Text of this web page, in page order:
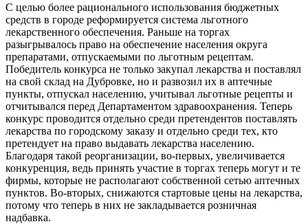
С целью более рационального использования бюджетных
средств в городе реформируется система льготного
лекарственного обеспечения. Раньше на торгах
разыгрывалось право на обеспечение населения округа
препаратами, отпускаемыми по льготным рецептам.
Победитель конкурса не только закупал лекарства и поставлял
на свой склад на Дубровке, но и развозил их в аптечные
пункты, отпускал населению, учитывал льготные рецепты и
отчитывался перед Департаментом здравоохранения. Теперь
конкурс проводится отдельно среди претендентов поставлять
лекарства по городскому заказу и отдельно среди тех, кто
претендует на право выдавать лекарства населению.
Благодаря такой реорганизации, во-первых, увеличивается
конкуренция, ведь принять участие в торгах теперь могут и те
фирмы, которые не располагают собственной сетью аптечных
пунктов. Во-вторых, снижаются стартовые цены на лекарства,
потому что теперь в них не закладывается розничная
надбавка.